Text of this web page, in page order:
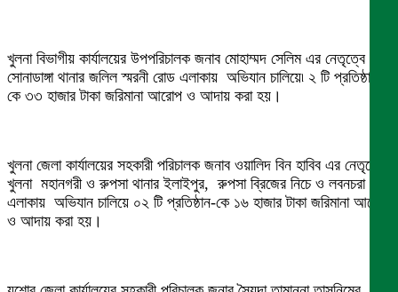
খুলনা বিভাগীয় কার্যালয়ের উপপরিচালক জনাব মোহাম্মদ সেলিম এর নেতৃত্বে
সোনাডাঙ্গা থানার জলিল স্মরনী রোড এলাকায় অভিযান চালিয়ে৷ ২ টি প্রতিষ্ঠান-
কে ৩৩ হাজার টাকা জরিমানা আরোপ ও আদায় করা হয়।
খুলনা জেলা কার্যালয়ের সহকারী পরিচালক জনাব ওয়ালিদ বিন হাবিব এর নেতৃত্বে
খুলনা মহানগরী ও রুপসা থানার ইলাইপুর, রুপসা ব্রিজের নিচে ও লবনচরা
এলাকায় অভিযান চালিয়ে ০২ টি প্রতিষ্ঠান-কে ১৬ হাজার টাকা জরিমানা আরোপ
ও আদায় করা হয়।